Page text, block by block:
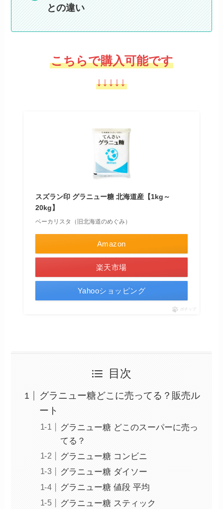
との違い
こちらで購入可能です
↓↓↓↓↓
スズラン印 グラニュー糖 北海道産【1kg～
20kg】
ベーカリスタ（旧北海道のめぐみ）
Amazon
楽天市場
Yahooショッピング
ポチップ
目次
グラニュー糖どこに売ってる？販売ル
ート
グラニュー糖 どこのスーパーに売っ
てる？
グラニュー糖 コンビニ
グラニュー糖 ダイソー
グラニュー糖 値段 平均
グラニュー糖 スティック